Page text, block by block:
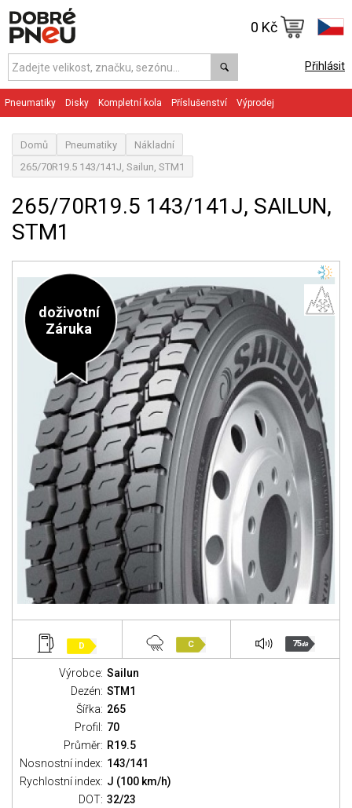
Přihlásit
0 Kč
Pneumatiky Disky Kompletní kola Příslušenství Výprodej
Domů Pneumatiky
Nákladní
265/70R19.5 143/141J, Sailun, STM1
265/70R19.5 143/141J, SAILUN,
STM1
doživotní
Záruka
D C 75dB
Výrobce: Sailun
Dezén: STM1
Šířka: 265
Profil: 70
Průměr: R19.5
Nosnostní index: 143/141
Rychlostní index: J (100 km/h)
DOT: 32/23